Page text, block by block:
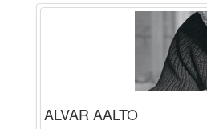
ALVAR AALTO